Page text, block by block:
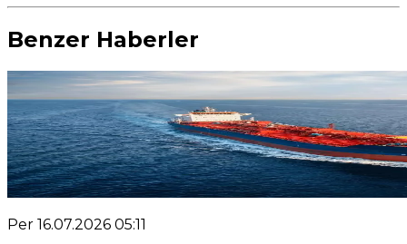
Benzer Haberler
Per 16.07.2026 05:11